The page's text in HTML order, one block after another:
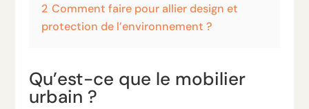
2 Comment faire pour allier design et
protection de l’environnement ?
Qu’est-ce que le mobilier
urbain ?